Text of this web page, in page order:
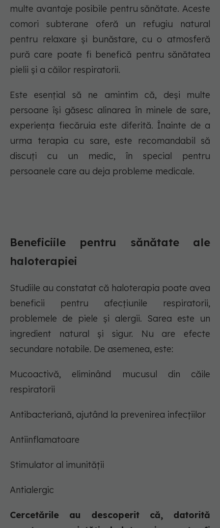
multe avantaje posibile pentru sănătate. Aceste
comori subterane oferă un refugiu natural
pentru relaxare și bunăstare, cu o atmosferă
pură care poate fi benefică pentru sănătatea
pielii și a căilor respiratorii.
Este esențial să ne amintim că, deși multe
persoane își găsesc alinarea în minele de sare,
experiența fiecăruia este diferită. Înainte de a
urma terapia cu sare, este recomandabil să
discuți cu un medic, în special pentru
persoanele care au deja probleme medicale.
Beneficiile pentru sănătate ale
haloterapiei
Studiile au constatat că haloterapia poate avea
beneficii pentru afecțiunile respiratorii,
problemele de piele și alergii. Sarea este un
ingredient natural și sigur. Nu are efecte
secundare notabile. De asemenea, este:
Mucoactivă, eliminând mucusul din căile
respiratorii
Antibacteriană, ajutând la prevenirea infecțiilor
Antiinflamatoare
Stimulator al imunității
Antialergic
Cercetările au descoperit că, datorită